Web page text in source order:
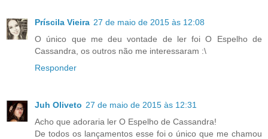
Príscila Vieira 27 de maio de 2015 às 12:08
O único que me deu vontade de ler foi O Espelho de
Cassandra, os outros não me interessaram :\
Responder
Juh Oliveto 27 de maio de 2015 às 12:31
Acho que adoraria ler O Espelho de Cassandra!
De todos os lançamentos esse foi o único que me chamou